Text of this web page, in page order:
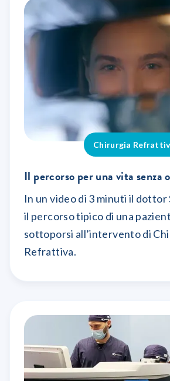
Chirurgia
Il percorso per una vita senza
In un video di 3 minuti il dottor
il percorso tipico di una
sottoporsi all’intervento di
Refrattiva.